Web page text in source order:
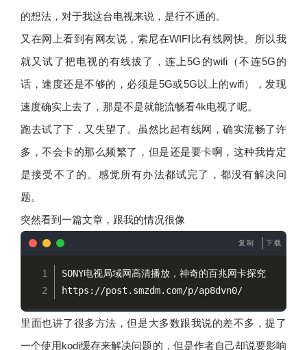
的想法，对于我这台电视来说，是行不通的。
又在网上看到有网友说，索尼在WIFI比有线网快。所以我
就又试了把电视的有线拔了，连上5G的wifi（不连5G的
话，速度还是不够的，必须是5G或5G以上的wifi），发现
速度确实上去了，那是不是就能流畅看4k电视了呢。
跑去试了下，又失望了。虽然比起有线网，确实流畅了许
多，不会卡的那么频繁了，但是还是要卡啊，这种我肯定
是接受不了的。感觉所有办法都试完了，都没有解决问
题。
突然看到一篇文章，跟我的情况很像
SONY电视局域网高清播放，神奇的百兆网卡探究
https://post.smzdm.com/p/ap8dvn0/
复制 下载
里面也讲了很多方法，但是大多数跟我说的差不多，提了
一个使用kodi缓存来解决问题的，但是作者自己却说要影响